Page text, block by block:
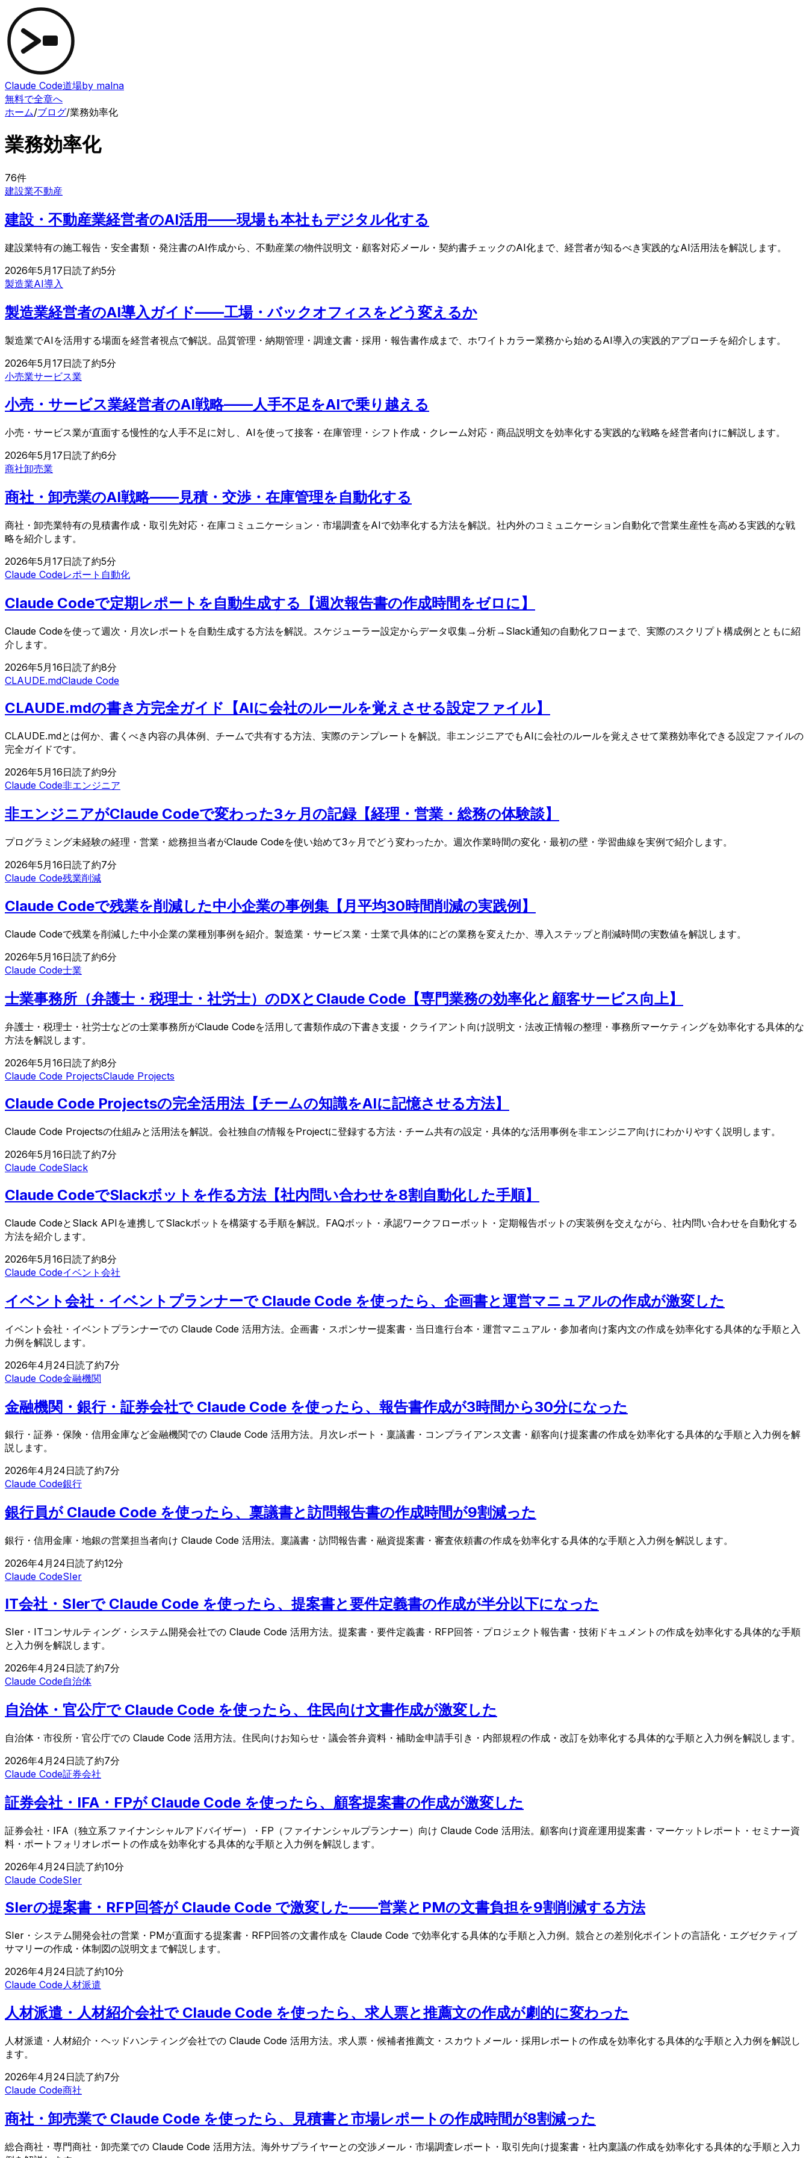
Claude Code道場by malna
無料で全章へ
ホーム/ブログ/業務効率化
業務効率化
76件
建設業不動産
建設・不動産業経営者のAI活用——現場も本社もデジタル化する
建設業特有の施工報告・安全書類・発注書のAI作成から、不動産業の物件説明文・顧客対応メール・契約書チェックのAI化まで、経営者が知るべき実践的なAI活用法を解説します。
2026年5月17日読了約5分
製造業AI導入
製造業経営者のAI導入ガイド——工場・バックオフィスをどう変えるか
製造業でAIを活用する場面を経営者視点で解説。品質管理・納期管理・調達文書・採用・報告書作成まで、ホワイトカラー業務から始めるAI導入の実践的アプローチを紹介します。
2026年5月17日読了約5分
小売業サービス業
小売・サービス業経営者のAI戦略——人手不足をAIで乗り越える
小売・サービス業が直面する慢性的な人手不足に対し、AIを使って接客・在庫管理・シフト作成・クレーム対応・商品説明文を効率化する実践的な戦略を経営者向けに解説します。
2026年5月17日読了約6分
商社卸売業
商社・卸売業のAI戦略——見積・交渉・在庫管理を自動化する
商社・卸売業特有の見積書作成・取引先対応・在庫コミュニケーション・市場調査をAIで効率化する方法を解説。社内外のコミュニケーション自動化で営業生産性を高める実践的な戦
略を紹介します。
2026年5月17日読了約5分
Claude Codeレポート自動化
Claude Codeで定期レポートを自動生成する【週次報告書の作成時間をゼロに】
Claude Codeを使って週次・月次レポートを自動生成する方法を解説。スケジューラー設定からデータ収集→分析→Slack通知の自動化フローまで、実際のスクリプト構成例とともに紹
介します。
2026年5月16日読了約8分
CLAUDE.mdClaude Code
CLAUDE.mdの書き方完全ガイド【AIに会社のルールを覚えさせる設定ファイル】
CLAUDE.mdとは何か、書くべき内容の具体例、チームで共有する方法、実際のテンプレートを解説。非エンジニアでもAIに会社のルールを覚えさせて業務効率化できる設定ファイルの
完全ガイドです。
2026年5月16日読了約9分
Claude Code非エンジニア
非エンジニアがClaude Codeで変わった3ヶ月の記録【経理・営業・総務の体験談】
プログラミング未経験の経理・営業・総務担当者がClaude Codeを使い始めて3ヶ月でどう変わったか。週次作業時間の変化・最初の壁・学習曲線を実例で紹介します。
2026年5月16日読了約7分
Claude Code残業削減
Claude Codeで残業を削減した中小企業の事例集【月平均30時間削減の実践例】
Claude Codeで残業を削減した中小企業の業種別事例を紹介。製造業・サービス業・士業で具体的にどの業務を変えたか、導入ステップと削減時間の実数値を解説します。
2026年5月16日読了約6分
Claude Code士業
士業事務所（弁護士・税理士・社労士）のDXとClaude Code【専門業務の効率化と顧客サービス向上】
弁護士・税理士・社労士などの士業事務所がClaude Codeを活用して書類作成の下書き支援・クライアント向け説明文・法改正情報の整理・事務所マーケティングを効率化する具体的な
方法を解説します。
2026年5月16日読了約8分
Claude Code ProjectsClaude Projects
Claude Code Projectsの完全活用法【チームの知識をAIに記憶させる方法】
Claude Code Projectsの仕組みと活用法を解説。会社独自の情報をProjectに登録する方法・チーム共有の設定・具体的な活用事例を非エンジニア向けにわかりやすく説明します。
2026年5月16日読了約7分
Claude CodeSlack
Claude CodeでSlackボットを作る方法【社内問い合わせを8割自動化した手順】
Claude CodeとSlack APIを連携してSlackボットを構築する手順を解説。FAQボット・承認ワークフローボット・定期報告ボットの実装例を交えながら、社内問い合わせを自動化する
方法を紹介します。
2026年5月16日読了約8分
Claude Codeイベント会社
イベント会社・イベントプランナーで Claude Code を使ったら、企画書と運営マニュアルの作成が激変した
イベント会社・イベントプランナーでの Claude Code 活用方法。企画書・スポンサー提案書・当日進行台本・運営マニュアル・参加者向け案内文の作成を効率化する具体的な手順と入
力例を解説します。
2026年4月24日読了約7分
Claude Code金融機関
金融機関・銀行・証券会社で Claude Code を使ったら、報告書作成が3時間から30分になった
銀行・証券・保険・信用金庫など金融機関での Claude Code 活用方法。月次レポート・稟議書・コンプライアンス文書・顧客向け提案書の作成を効率化する具体的な手順と入力例を解
説します。
2026年4月24日読了約7分
Claude Code銀行
銀行員が Claude Code を使ったら、稟議書と訪問報告書の作成時間が9割減った
銀行・信用金庫・地銀の営業担当者向け Claude Code 活用法。稟議書・訪問報告書・融資提案書・審査依頼書の作成を効率化する具体的な手順と入力例を解説します。
2026年4月24日読了約12分
Claude CodeSIer
IT会社・SIerで Claude Code を使ったら、提案書と要件定義書の作成が半分以下になった
SIer・ITコンサルティング・システム開発会社での Claude Code 活用方法。提案書・要件定義書・RFP回答・プロジェクト報告書・技術ドキュメントの作成を効率化する具体的な手順
と入力例を解説します。
2026年4月24日読了約7分
Claude Code自治体
自治体・官公庁で Claude Code を使ったら、住民向け文書作成が激変した
自治体・市役所・官公庁での Claude Code 活用方法。住民向けお知らせ・議会答弁資料・補助金申請手引き・内部規程の作成・改訂を効率化する具体的な手順と入力例を解説します。
2026年4月24日読了約7分
Claude Code証券会社
証券会社・IFA・FPが Claude Code を使ったら、顧客提案書の作成が激変した
証券会社・IFA（独立系ファイナンシャルアドバイザー）・FP（ファイナンシャルプランナー）向け Claude Code 活用法。顧客向け資産運用提案書・マーケットレポート・セミナー資
料・ポートフォリオレポートの作成を効率化する具体的な手順と入力例を解説します。
2026年4月24日読了約10分
Claude CodeSIer
SIerの提案書・RFP回答が Claude Code で激変した——営業とPMの文書負担を9割削減する方法
SIer・システム開発会社の営業・PMが直面する提案書・RFP回答の文書作成を Claude Code で効率化する具体的な手順と入力例。競合との差別化ポイントの言語化・エグゼクティブ
サマリーの作成・体制図の説明文まで解説します。
2026年4月24日読了約10分
Claude Code人材派遣
人材派遣・人材紹介会社で Claude Code を使ったら、求人票と推薦文の作成が劇的に変わった
人材派遣・人材紹介・ヘッドハンティング会社での Claude Code 活用方法。求人票・候補者推薦文・スカウトメール・採用レポートの作成を効率化する具体的な手順と入力例を解説し
ます。
2026年4月24日読了約7分
Claude Code商社
商社・卸売業で Claude Code を使ったら、見積書と市場レポートの作成時間が8割減った
総合商社・専門商社・卸売業での Claude Code 活用方法。海外サプライヤーとの交渉メール・市場調査レポート・取引先向け提案書・社内稟議の作成を効率化する具体的な手順と入力